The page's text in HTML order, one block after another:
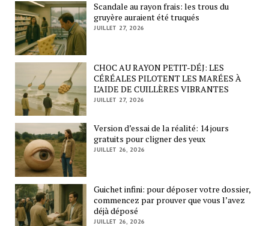
Scandale au rayon frais: les trous du
gruyère auraient été truqués
JUILLET 27, 2026
CHOC AU RAYON PETIT-DÉJ: LES
CÉRÉALES PILOTENT LES MARÉES À
L’AIDE DE CUILLÈRES VIBRANTES
JUILLET 27, 2026
Version d’essai de la réalité: 14 jours
gratuits pour cligner des yeux
JUILLET 26, 2026
Guichet infini: pour déposer votre dossier,
commencez par prouver que vous l’avez
déjà déposé
JUILLET 26, 2026